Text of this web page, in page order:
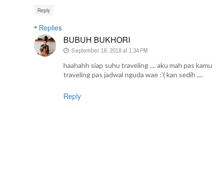
Reply
Replies
BUBUH BUKHORI
September 18, 2018 at 1:34 PM
haahahh siap suhu traveling .... aku mah pas kamu
traveling pas jadwal nguda wae :'( kan sedih ....
Reply